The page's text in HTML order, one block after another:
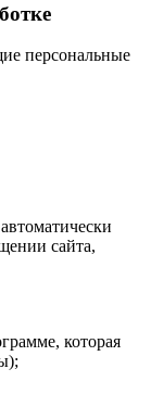
персональные
сайта,
которая